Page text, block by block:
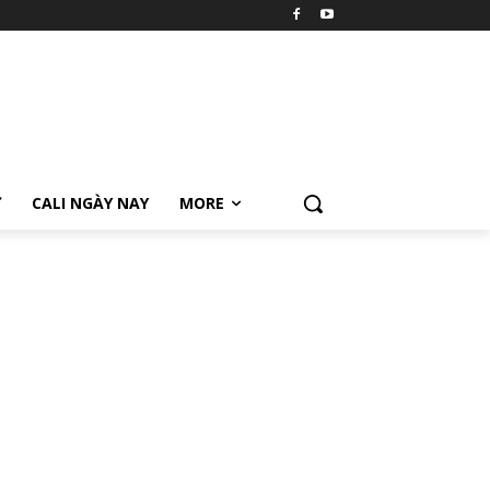
CALI NGÀY NAY MORE